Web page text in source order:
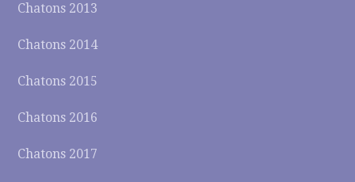
Chatons 2013
Chatons 2014
Chatons 2015
Chatons 2016
Chatons 2017